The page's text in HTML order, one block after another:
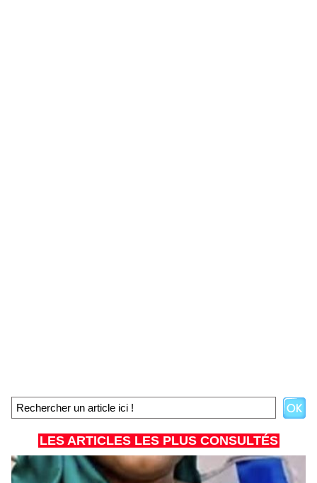
LES ARTICLES LES PLUS CONSULTÉS